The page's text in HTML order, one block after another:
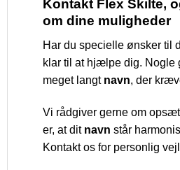
Kontakt Flex Skilte,
om dine muligheder
Har du specielle ønsker til
klar til at hjælpe dig. Nogle
meget langt navn, der
Vi rådgiver gerne om
er, at dit navn står
Kontakt os for personlig